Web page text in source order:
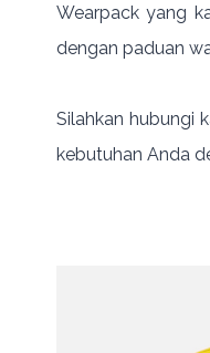
Wearpack yang
dengan paduan
Silahkan hubungi
kebutuhan Anda